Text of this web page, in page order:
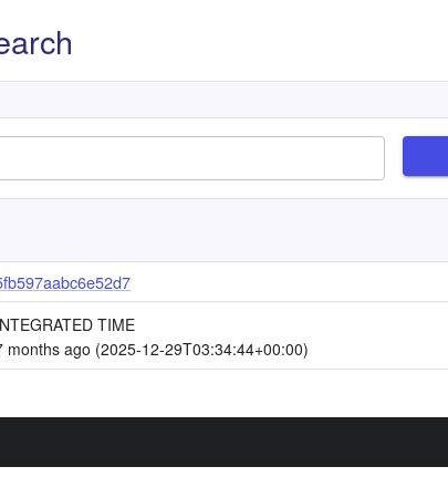
TIME
months ago (2025-12-29T03:34:44+00:00)